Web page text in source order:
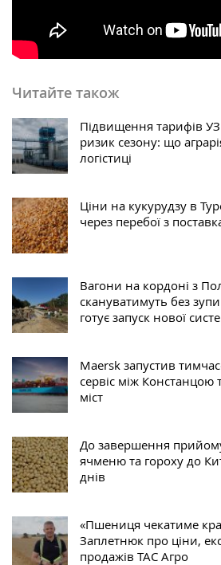
Читайте також
Підвищення тарифів
ризик сезону: що
логістиці
Ціни на кукурудзу в
через перебої з
Вагони на кордоні з
скануватимуть без
готує запуск нової
Maersk запустив
сервіс між Констанцою
міст
До завершення
ячменю та гороху до
днів
«Пшениця чекатиме
Заплетнюк про ціни,
продажів ТАС Агро